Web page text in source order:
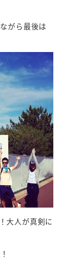
がら最後は
大人が真剣に